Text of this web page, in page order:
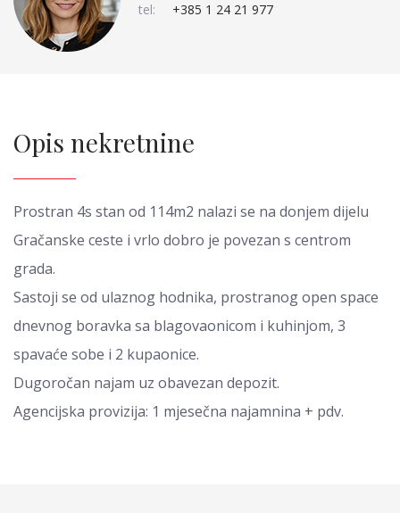
tel:
+385 1 24 21 977
Opis nekretnine
Prostran 4s stan od 114m2 nalazi se na donjem dijelu
Gračanske ceste i vrlo dobro je povezan s centrom
grada.
Sastoji se od ulaznog hodnika, prostranog open space
dnevnog boravka sa blagovaonicom i kuhinjom, 3
spavaće sobe i 2 kupaonice.
Dugoročan najam uz obavezan depozit.
Agencijska provizija: 1 mjesečna najamnina + pdv.